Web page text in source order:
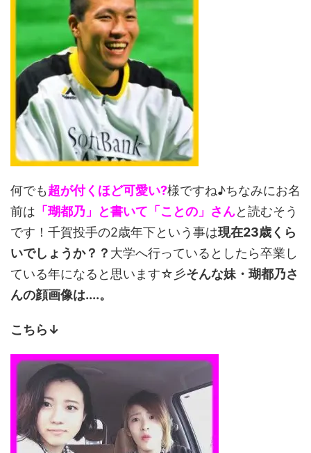
何でも超が付くほど可愛い?様ですね♪ちなみにお名
前は 「瑚都乃」と書いて「ことの」さんと読むそう
です！千賀投手の2歳年下という事は現在23歳くら
いでしょうか？？ 大学へ行っているとしたら卒業し
ている年になると思います☆彡そんな妹・瑚都乃さ
んの顔画像は....。
こちら↓